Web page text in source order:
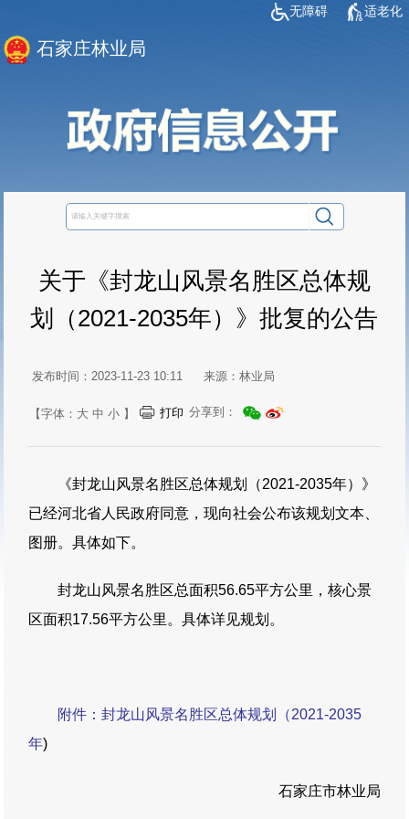
无障碍 适老化
石家庄林业局
关于《封龙山风景名胜区总体规
划（2021-2035年）》批复的公告
发布时间：2023-11-23 10:11 来源：林业局
【字体： 大 中 小】 打印 分享到：
《封龙山风景名胜区总体规划（2021-2035年）》
已经河北省人民政府同意，现向社会公布该规划文本、
图册。具体如下。
封龙山风景名胜区总面积56.65平方公里，核心景
区面积17.56平方公里。具体详见规划。
附件：封龙山风景名胜区总体规划（2021-2035
年)
石家庄市林业局